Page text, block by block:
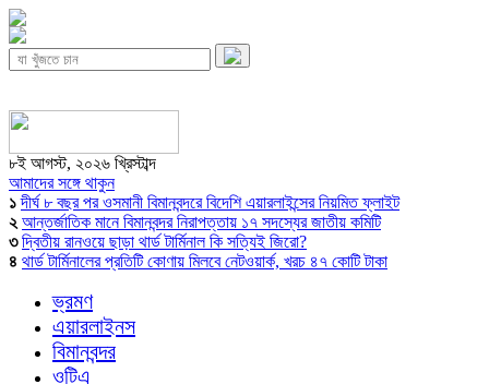
৮ই আগস্ট, ২০২৬ খ্রিস্টাব্দ
আমাদের সঙ্গে থাকুন
১ দীর্ঘ ৮ বছর পর ওসমানী বিমানবন্দরে বিদেশি এয়ারলাইন্সের নিয়মিত ফ্লাইট
২ আন্তর্জাতিক মানে বিমানবন্দর নিরাপত্তায় ১৭ সদস্যের জাতীয় কমিটি
৩ দ্বিতীয় রানওয়ে ছাড়া থার্ড টার্মিনাল কি সত্যিই জিরো?
৪ থার্ড টার্মিনালের প্রতিটি কোণায় মিলবে নেটওয়ার্ক, খরচ ৪৭ কোটি টাকা
ভ্রমণ
এয়ারলাইনস
বিমানবন্দর
ওটিএ